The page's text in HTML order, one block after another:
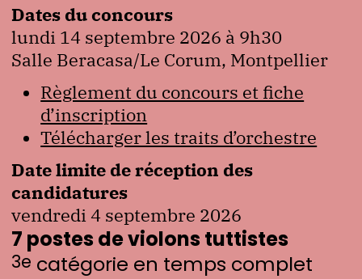
Dates du concours
lundi 14 septembre 2026 à 9h30
Salle Beracasa/Le Corum, Montpellier
Règlement du concours et fiche
d’inscription
Télécharger les traits d’orchestre
Date limite de réception des
candidatures
vendredi 4 septembre 2026
7 postes de violons tuttistes
3e catégorie en temps complet